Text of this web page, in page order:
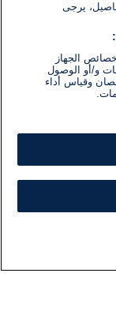
يرجى
الجهاز
و/أو الوصول
وقياس أداء